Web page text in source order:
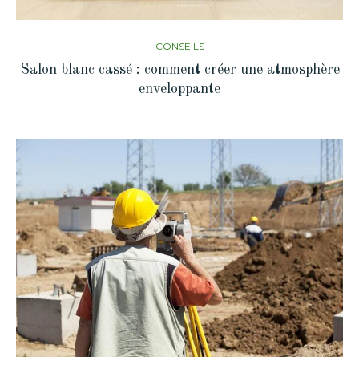
CONSEILS
Salon blanc cassé : comment créer une atmosphère
enveloppante